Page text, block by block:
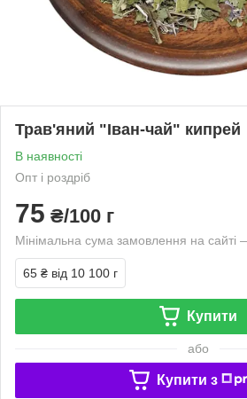
Трав'яний "Іван-чай" кипрей
В наявності
Опт і роздріб
75 ₴/100 г
Мінімальна сума замовлення на сайті
65 ₴ від 10 100 г
Купити
або
Купити з